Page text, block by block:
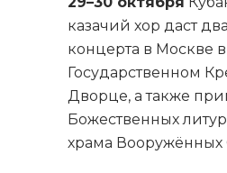
казачий хор даст
концерта в Москве в
Государственном
Дворце, а также
Божественных
храма Вооружённых